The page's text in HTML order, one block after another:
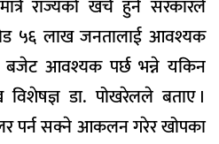
राज्यको खर्च हुने सरकारले
५६ लाख जनतालाई आवश्यक
बजेट आवश्यक पर्छ भन्ने यकिन
विशेषज्ञ डा. पोखरेलले बताए ।
पर्न सक्ने आकलन गरेर खोपका